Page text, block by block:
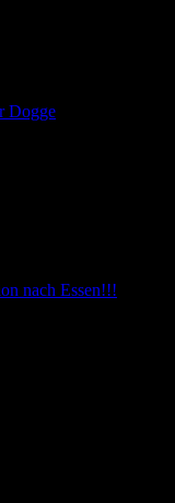
Dogge
nach Essen!!!